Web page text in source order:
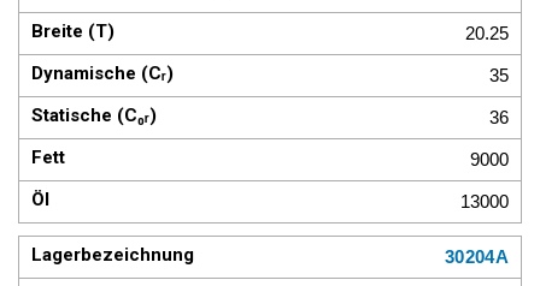
20.25
35
36
9000
13000
30204A